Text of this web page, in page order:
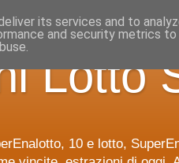
Lotto
10 e lotto,
its services and to
and security metrics